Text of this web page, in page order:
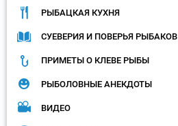
РЫБАЦКАЯ КУХНЯ
СУЕВЕРИЯ И ПОВЕРЬЯ РЫБАКОВ
ПРИМЕТЫ О КЛЕВЕ РЫБЫ
РЫБОЛОВНЫЕ АНЕКДОТЫ
ВИДЕО